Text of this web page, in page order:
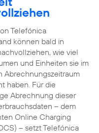
Telefónica
können bald in
wie viel
und Einheiten sie im
Abrechnungszeitraum
haben. Für die
Abrechnung dieser
– dem
Online Charging
– setzt Telefónica